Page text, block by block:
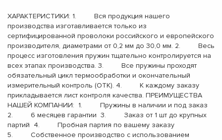
ХАРАКТЕРИСТИКИ: 1. Вся продукция нашего
производства изготавливается только из
сертифицированной проволоки российского и европейского
производителя, диаметрами от 0,2 мм до 30,0 мм. 2. Весь
процесс изготовления пружин тщательно контролируется на
всех этапах производства. 3. Все пружины проходят
обязательный цикл термообработки и окончательный
измерительный контроль (ОТК). 4. К каждому заказу
прикладывается лист контроля качества. ПРЕИМУЩЕСТВА
НАШЕЙ КОМПАНИИ: 1. Пружины в наличии и под заказ
2. 6 месяцев гарантии 3. Заказ от 1 шт до крупных
партий 4. Пробная партия по вашему заказу
5. Собственное производство с использованием